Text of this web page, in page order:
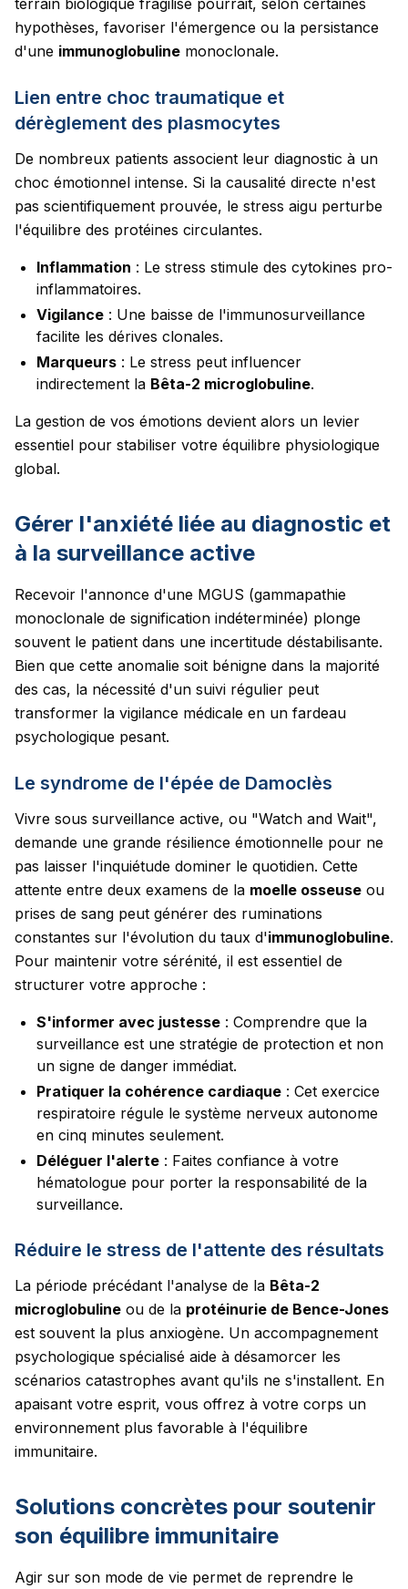
terrain biologique fragilisé pourrait, selon certaines
hypothèses, favoriser l'émergence ou la persistance
d'une immunoglobuline monoclonale.
Lien entre choc traumatique et
dérèglement des plasmocytes
De nombreux patients associent leur diagnostic à un
choc émotionnel intense. Si la causalité directe n'est
pas scientifiquement prouvée, le stress aigu perturbe
l'équilibre des protéines circulantes.
Inflammation : Le stress stimule des cytokines pro-
inflammatoires.
Vigilance : Une baisse de l'immunosurveillance
facilite les dérives clonales.
Marqueurs : Le stress peut influencer
indirectement la Bêta-2 microglobuline.
La gestion de vos émotions devient alors un levier
essentiel pour stabiliser votre équilibre physiologique
global.
Gérer l'anxiété liée au diagnostic et
à la surveillance active
Recevoir l'annonce d'une MGUS (gammapathie
monoclonale de signification indéterminée) plonge
souvent le patient dans une incertitude déstabilisante.
Bien que cette anomalie soit bénigne dans la majorité
des cas, la nécessité d'un suivi régulier peut
transformer la vigilance médicale en un fardeau
psychologique pesant.
Le syndrome de l'épée de Damoclès
Vivre sous surveillance active, ou "Watch and Wait",
demande une grande résilience émotionnelle pour ne
pas laisser l'inquiétude dominer le quotidien. Cette
attente entre deux examens de la moelle osseuse ou
prises de sang peut générer des ruminations
constantes sur l'évolution du taux d'immunoglobuline.
Pour maintenir votre sérénité, il est essentiel de
structurer votre approche :
S'informer avec justesse : Comprendre que la
surveillance est une stratégie de protection et non
un signe de danger immédiat.
Pratiquer la cohérence cardiaque : Cet exercice
respiratoire régule le système nerveux autonome
en cinq minutes seulement.
Déléguer l'alerte : Faites confiance à votre
hématologue pour porter la responsabilité de la
surveillance.
Réduire le stress de l'attente des résultats
La période précédant l'analyse de la Bêta-2
microglobuline ou de la protéinurie de Bence-Jones
est souvent la plus anxiogène. Un accompagnement
psychologique spécialisé aide à désamorcer les
scénarios catastrophes avant qu'ils ne s'installent. En
apaisant votre esprit, vous offrez à votre corps un
environnement plus favorable à l'équilibre
immunitaire.
Solutions concrètes pour soutenir
son équilibre immunitaire
Agir sur son mode de vie permet de reprendre le